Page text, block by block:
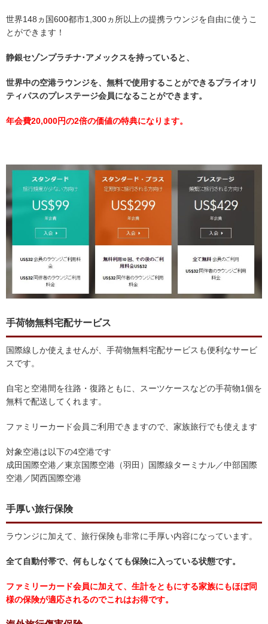
世界148ヵ国600都市1,300ヵ所以上の提携ラウンジを自由に使うこ
とができます！
静銀セゾンプラチナ･アメックスを持っていると、
世界中の空港ラウンジを、無料で使用することができるプライオリ
ティパスのプレステージ会員になることができます。
年会費20,000円の2倍の価値の特典になります。
手荷物無料宅配サービス
国際線しか使えませんが、手荷物無料宅配サービスも便利なサービ
スです。
自宅と空港間を往路・復路ともに、スーツケースなどの手荷物1個を
無料で配送してくれます。
ファミリーカード会員ご利用できますので、家族旅行でも使えます
対象空港は以下の4空港です
成田国際空港／東京国際空港（羽田）国際線ターミナル／中部国際
空港／関西国際空港
手厚い旅行保険
ラウンジに加えて、旅行保険も非常に手厚い内容になっています。
全て自動付帯で、何もしなくても保険に入っている状態です。
ファミリーカード会員に加えて、生計をともにする家族にもほぼ同
様の保険が適応されるのでこれはお得です。